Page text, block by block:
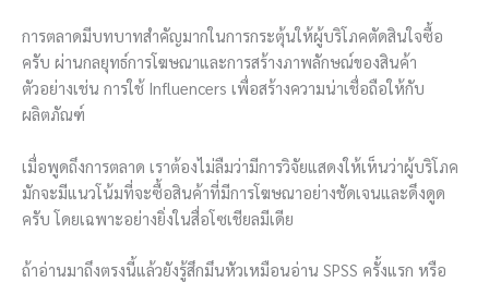
การตลาดมีบทบาทสำคัญมากในการกระตุ้นให้ผู้บริโภคตัดสินใจซื้อ
ครับ ผ่านกลยุทธ์การโฆษณาและการสร้างภาพลักษณ์ของสินค้า
ตัวอย่างเช่น การใช้ Influencers เพื่อสร้างความน่าเชื่อถือให้กับ
ผลิตภัณฑ์
เมื่อพูดถึงการตลาด เราต้องไม่ลืมว่ามีการวิจัยแสดงให้เห็นว่าผู้บริโภค
มักจะมีแนวโน้มที่จะซื้อสินค้าที่มีการโฆษณาอย่างชัดเจนและดึงดูด
ครับ โดยเฉพาะอย่างยิ่งในสื่อโซเชียลมีเดีย
ถ้าอ่านมาถึงตรงนี้แล้วยังรู้สึกมึนหัวเหมือนอ่าน SPSS ครั้งแรก หรือ